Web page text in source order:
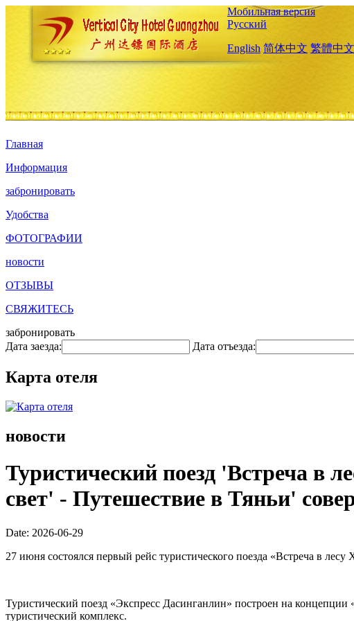
Мобильная версия
Русский
English 简体中文 繁體中文
Главная
Информация
забронировать
Удобства
ФОТОГРАФИИ
новости
ОТЗЫВЫ
СВЯЖИТЕСЬ
забронировать
Дата заезда:
Дата отъезда:
Карта отеля
новости
Туристический поезд 'Встреча в
свет' - Путешествие в Тяньи'
Date: 2026-06-29
27 июня состоялся первый рейс туристического поезда «Встреча в
Туристический поезд «Экспресс Дасинганлин» построен на
туристический комплекс.